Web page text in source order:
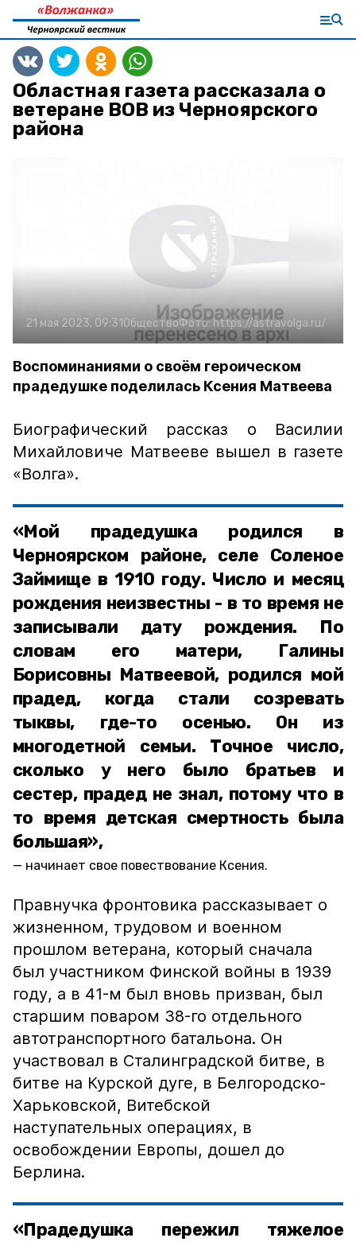
Областная газета рассказала о
ветеране ВОВ из Черноярского
района
21 мая 2023, 09:31ОбществоФото:https://astravolga.ru/
Воспоминаниями о своём героическом
прадедушке поделилась Ксения Матвеева
Биографический рассказ о Василии
Михайловиче Матвееве вышел в газете
«Волга».
«Мой прадедушка родился в
Черноярском районе, селе Соленое
Займище в 1910 году. Число и месяц
рождения неизвестны - в то время не
записывали дату рождения. По
словам его матери, Галины
Борисовны Матвеевой, родился мой
прадед, когда стали созревать
тыквы, где-то осенью. Он из
многодетной семьи. Точное число,
сколько у него было братьев и
сестер, прадед не знал, потому что в
то время детская смертность была
большая»,
начинает свое повествование Ксения.
Правнучка фронтовика рассказывает о
жизненном, трудовом и военном
прошлом ветерана, который сначала
был участником Финской войны в 1939
году, а в 41-м был вновь призван, был
старшим поваром 38-го отдельного
автотранспортного батальона. Он
участвовал в Сталинградской битве, в
битве на Курской дуге, в Белгородско-
Харьковской, Витебской
наступательных операциях, в
освобождении Европы, дошел до
Берлина.
«Прадедушка пережил тяжелое